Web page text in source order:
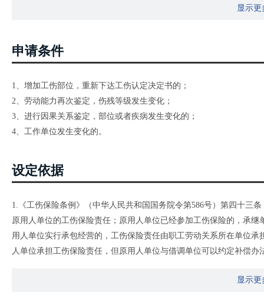
显示更
申请条件
1、增加工伤部位，重新下达工伤认定决定书的；
2、劳动能力再次鉴定，伤残等级发生变化；
3、进行因果关系鉴定，部位或者疾病发生变化的；
4、工作单位发生变化的。
设定依据
1.《工伤保险条例》（中华人民共和国国务院令第586号）第四十三
原用人单位的工伤保险责任；原用人单位已经参加工伤保险的，承
用人单位实行承包经营的，工伤保险责任由职工劳动关系所在单位
人单位承担工伤保险责任，但原用人单位与借调单位可以约定补偿
2.《关于印发工伤保险经办规程的通知》（人社部发〔2012〕11号
显示更